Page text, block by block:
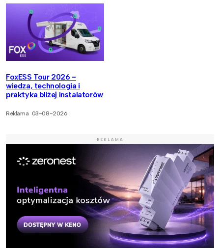
FoxESS Tour 2026 -
wiedza, technologia i
praktyka bliżej instalatorów
Reklama 03-08-2026
REKLAMA